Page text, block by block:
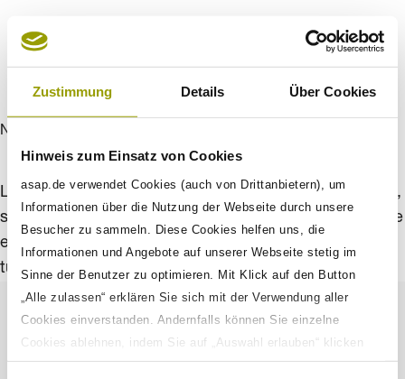
Zustimmung Details Über Cookies
Hinweis zum Einsatz von Cookies
asap.de verwendet Cookies (auch von Drittanbietern), um
Informationen über die Nutzung der Webseite durch unsere
Besucher zu sammeln. Diese Cookies helfen uns, die
Informationen und Angebote auf unserer Webseite stetig im
Sinne der Benutzer zu optimieren. Mit Klick auf den Button
„Alle zulassen“ erklären Sie sich mit der Verwendung aller
Cookies einverstanden. Andernfalls können Sie einzelne
Cookies ablehnen, indem Sie auf „Auswahl erlauben“ klicken
sowie diese Einstellungen jederzeit aufrufen und Cookies auch
New aproach
Lorem ipsum dolors sit amet, cons ectetur adipisci elit,
sed do eiusmod tempor inc ididunt ut labores et dolore
ercit ati on ull amco laboris nisi ut aliqui. Dui aute irur
tu dolo end erit in volup tate velit ese.
Impressum